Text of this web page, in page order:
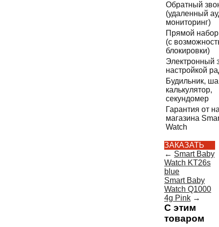
Обратный
(удаленный
мониторинг)
Прямой
(с
блокировки)
Электронный
настройкой
Будильник,
калькулятор,
секундомер
Гарантия от
магазина
Watch
ЗАКАЗАТЬ
← Smart Baby
Watch KT26s
blue
Smart Baby
Watch Q1000
4g Pink →
С этим
товаром